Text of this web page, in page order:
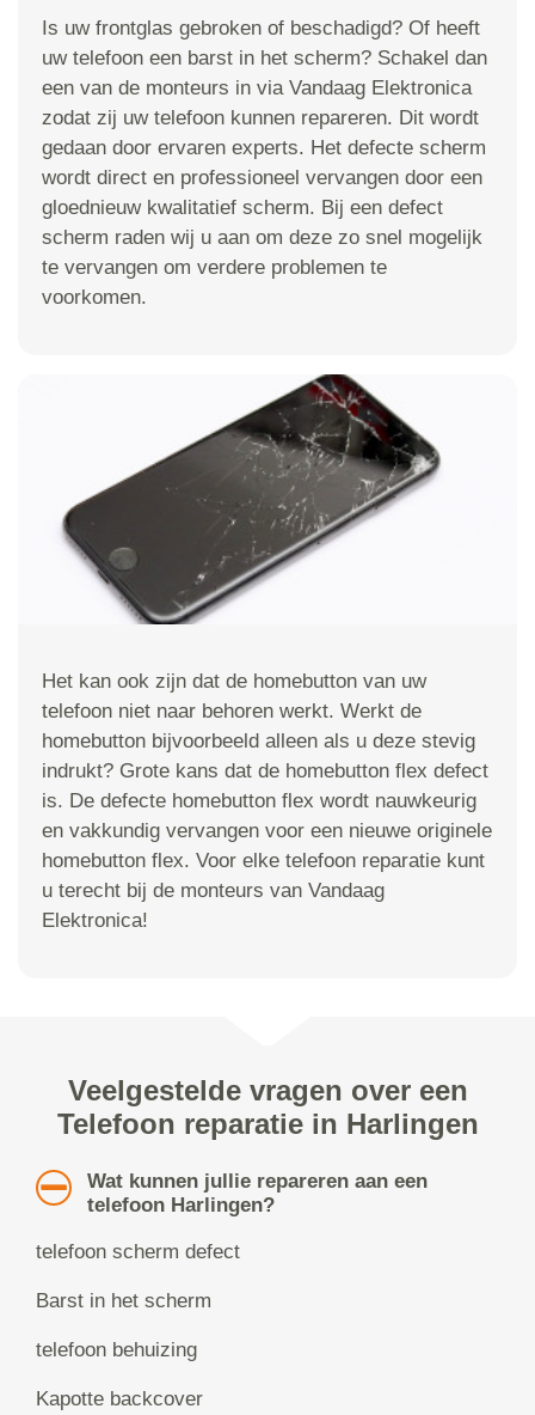
Is uw frontglas gebroken of beschadigd? Of heeft
uw telefoon een barst in het scherm? Schakel dan
een van de monteurs in via Vandaag Elektronica
zodat zij uw telefoon kunnen repareren. Dit wordt
gedaan door ervaren experts. Het defecte scherm
wordt direct en professioneel vervangen door een
gloednieuw kwalitatief scherm. Bij een defect
scherm raden wij u aan om deze zo snel mogelijk
te vervangen om verdere problemen te
voorkomen.
Het kan ook zijn dat de homebutton van uw
telefoon niet naar behoren werkt. Werkt de
homebutton bijvoorbeeld alleen als u deze stevig
indrukt? Grote kans dat de homebutton flex defect
is. De defecte homebutton flex wordt nauwkeurig
en vakkundig vervangen voor een nieuwe originele
homebutton flex. Voor elke telefoon reparatie kunt
u terecht bij de monteurs van Vandaag
Elektronica!
Veelgestelde vragen over een
Telefoon reparatie in Harlingen
Wat kunnen jullie repareren aan een
telefoon Harlingen?
telefoon scherm defect
Barst in het scherm
telefoon behuizing
Kapotte backcover